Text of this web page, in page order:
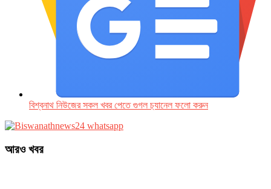
বিশ্বনাথ নিউজের সকল খবর পেতে গুগল চ‌্যানেল ফলো করুন
আরও খবর